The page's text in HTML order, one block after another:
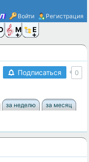
Войти Регистрация
Ещё
Подписаться 0
за неделю за месяц